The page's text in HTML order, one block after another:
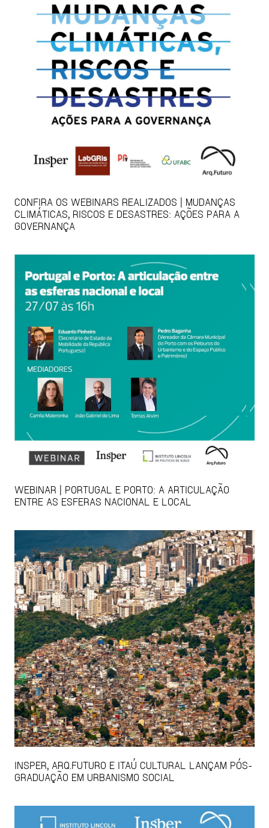
CONFIRA OS WEBINARS REALIZADOS | MUDANÇAS
CLIMÁTICAS, RISCOS E DESASTRES: AÇÕES PARA A
GOVERNANÇA
WEBINAR | PORTUGAL E PORTO: A ARTICULAÇÃO
ENTRE AS ESFERAS NACIONAL E LOCAL
INSPER, ARQ.FUTURO E ITAÚ CULTURAL LANÇAM PÓS-
GRADUAÇÃO EM URBANISMO SOCIAL